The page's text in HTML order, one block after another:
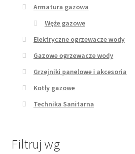
Armatura gazowa
Węże gazowe
Elektryczne ogrzewacze wody
Gazowe ogrzewacze wody
Grzejniki panelowe i akcesoria
Kotły gazowe
Technika Sanitarna
Filtruj wg